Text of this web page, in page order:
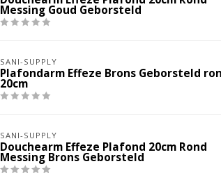
Messing Goud Geborsteld
SANI-SUPPLY
Plafondarm Effeze Brons Geborsteld
20cm
SANI-SUPPLY
Douchearm Effeze Plafond 20cm Rond
Messing Brons Geborsteld